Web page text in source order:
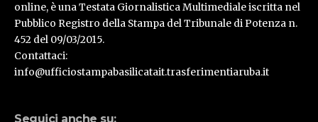
online, è una Testata Giornalistica Multimediale iscritta nel
Pubblico Registro della Stampa del Tribunale di Potenza n.
452 del 09/03/2015.
Contattaci:
info@ufficiostampabasilicatait.trasferimentiaruba.it
Seguici anche su: